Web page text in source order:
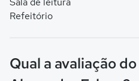
Refeitório
Qual a avaliação